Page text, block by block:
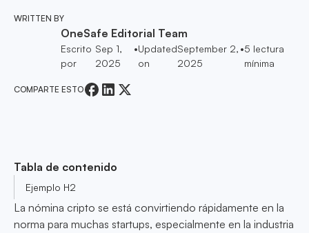
WRITTEN BY
OneSafe Editorial Team
Escrito
por
Sep 1,
2025
•Updated
on
September 2,
2025
•5 lectura
mínima
COMPARTE ESTO
Tabla de contenido
Ejemplo H2
La nómina cripto se está convirtiendo rápidamente en la
norma para muchas startups, especialmente en la industria